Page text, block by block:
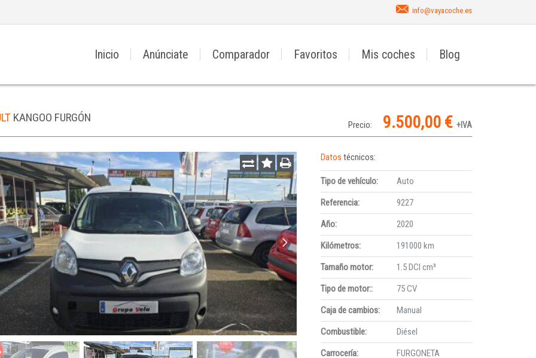
info@vayacoche.es
Inicio Anúnciate Comparador Favoritos Mis coches Blog
KANGOO FURGÓN
Precio: 9.500,00 € +IVA
Datostécnicos:
Tipo de vehículo:
Auto
Referencia:
9227
Año:
2020
Kilómetros:
191000 km
Tamaño motor:
1.5 DCI cm³
Tipo de motor::
75 CV
Caja de cambios:
Manual
Combustible:
Diésel
Carrocería:
FURGONETA